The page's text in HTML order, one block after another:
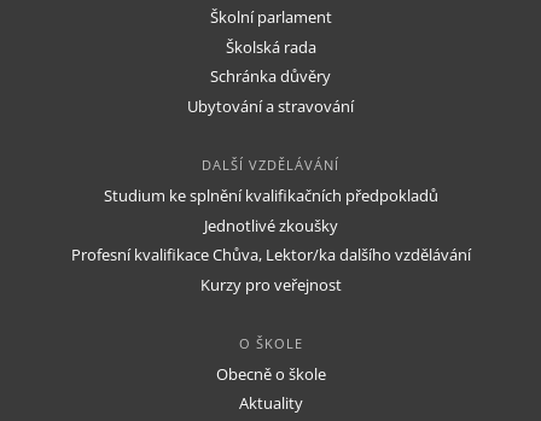
Školní parlament
Školská rada
Schránka důvěry
Ubytování a stravování
DALŠÍ VZDĚLÁVÁNÍ
Studium ke splnění kvalifikačních předpokladů
Jednotlivé zkoušky
Profesní kvalifikace Chůva, Lektor/ka dalšího vzdělávání
Kurzy pro veřejnost
O ŠKOLE
Obecně o škole
Aktuality